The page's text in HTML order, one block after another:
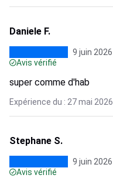
Daniele F.
9 juin 2026
Avis vérifié
super comme d'hab
Expérience du : 27 mai 2026
Stephane S.
9 juin 2026
Avis vérifié